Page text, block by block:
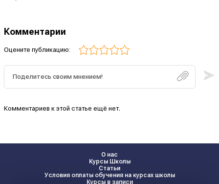
Комментарии
Оцените публикацию:
Комментариев к этой статье ещё нет.
О нас
Курсы Школы
Статьи
Условия оплаты обучения на курсах школы
Курсы в записи